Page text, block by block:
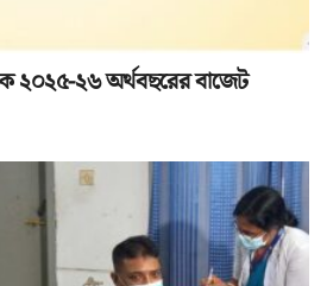
২০২৫-২৬ অর্থবছরের বাজেট